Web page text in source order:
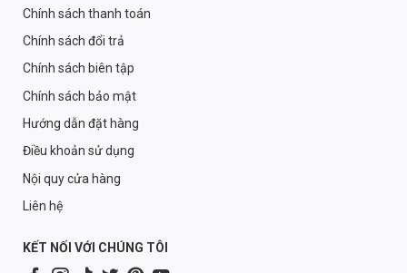
Chính sách thanh toán
Chính sách đổi trả
Chính sách biên tập
Chính sách bảo mật
Hướng dẫn đặt hàng
Điều khoản sử dụng
Nội quy cửa hàng
Liên hệ
KẾT NỐI VỚI CHÚNG TÔI